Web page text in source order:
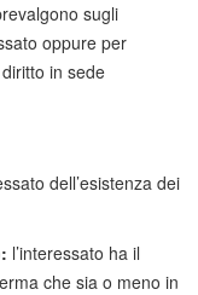
sugli
oppure per
in sede
dell’esistenza dei
l’interessato ha il
che sia o meno in